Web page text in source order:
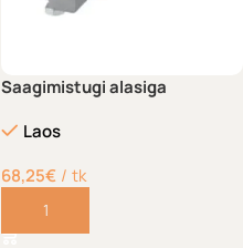
Saagimistugi alasiga
Laos
68,25€ tk
Lisa korvi